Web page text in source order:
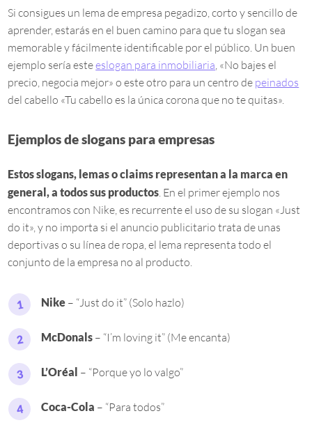
Si consigues un lema de empresa pegadizo, corto y sencillo de
aprender, estarás en el buen camino para que tu slogan sea
memorable y fácilmente identificable por el público. Un buen
ejemplo sería esteeslogan para inmobiliaria, «No bajes el
precio, negocia mejor» o este otro para un centro de peinados
del cabello «Tu cabello es la única corona que no te quitas».
Ejemplos de slogans para empresas
Estos slogans, lemas o claims representan a la marca en
general, a todos sus productos. En el primer ejemplo nos
encontramos con Nike, es recurrente el uso de su slogan «Just
do it», y no importa si el anuncio publicitario trata de unas
deportivas o su línea de ropa, el lema representa todo el
conjunto de la empresa no al producto.
Nike – “Just do it” (Solo hazlo)
McDonals – “I’m loving it” (Me encanta)
L’Oréal – “Porque yo lo valgo”
Coca-Cola – “Para todos”